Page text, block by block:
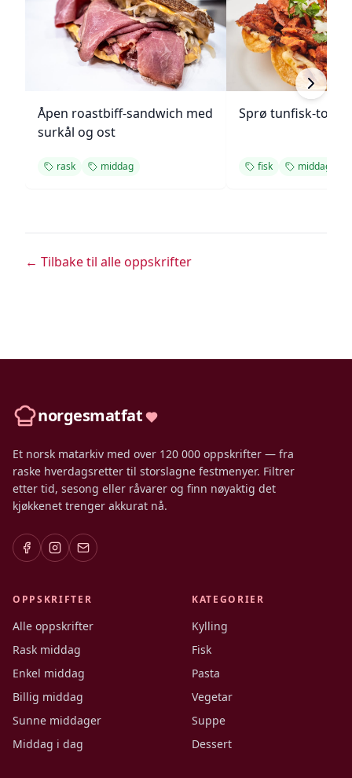
Åpen roastbiff-sandwich med
surkål og ost
rask middag
Sprø tunfisk-
fisk middag
← Tilbake til alle oppskrifter
norgesmatfat
Et norsk matarkiv med over 120 000 oppskrifter — fra
raske hverdagsretter til storslagne festmenyer. Filtrer
etter tid, sesong eller råvarer og finn nøyaktig det
kjøkkenet trenger akkurat nå.
OPPSKRIFTER
Alle oppskrifter
Rask middag
Enkel middag
Billig middag
Sunne middager
Middag i dag
KATEGORIER
Kylling
Fisk
Pasta
Vegetar
Suppe
Dessert